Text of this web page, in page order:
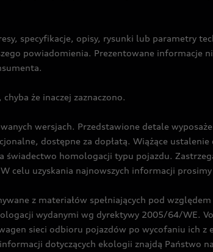
specyfikacje, opisy, rysunki lub parametry
powiadomienia. Prezentowane informacje
że inaczej zaznaczono.
wersjach. Przedstawione detale
dostępne za dopłatą. Wiążące
homologacji typu pojazdu.
celu uzyskania najnowszych informacji
z materiałów spełniających pod
wydanymi wg dyrektywy 2005/64/WE.
sieci odbioru pojazdów po wycofaniu ich z
dotyczących ekologii znajdą Państwo